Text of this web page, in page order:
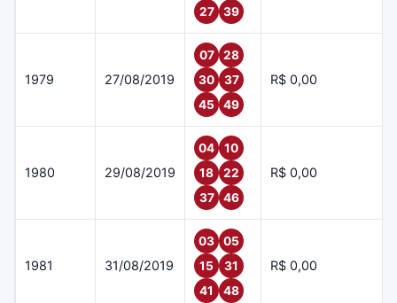
27
39
1979 27/08/2019
07
28
30
37
45
49
R$ 0,00
1980 29/08/2019
04
10
18
22
37
46
R$ 0,00
1981 31/08/2019
03
05
15
31
41
48
R$ 0,00